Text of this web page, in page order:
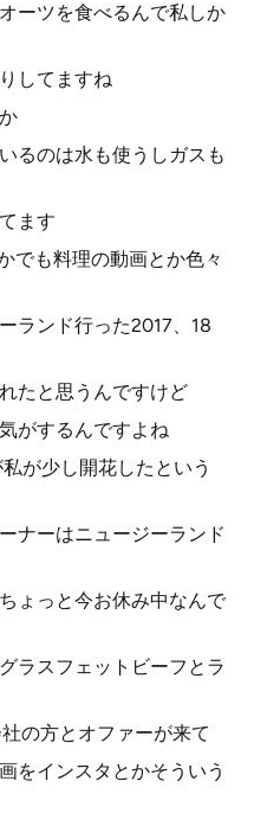
ーツを食べるんで私しか
してますね
るのは水も使うしガスも
ます
でも料理の動画とか色々
ランド行った2017、18
たと思うんですけど
がするんですよね
が少し開花したという
ナーはニュージーランド
ょっと今お休み中なんで
ラスフェットビーフとラ
の方とオファーが来て
をインスタとかそういう